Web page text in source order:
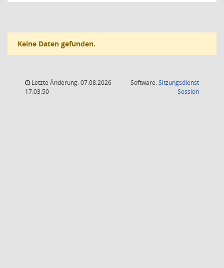
Keine Daten gefunden.
Letzte Änderung: 07.08.2026
17:03:50
Software:Sitzungsdienst
Session(Wird in